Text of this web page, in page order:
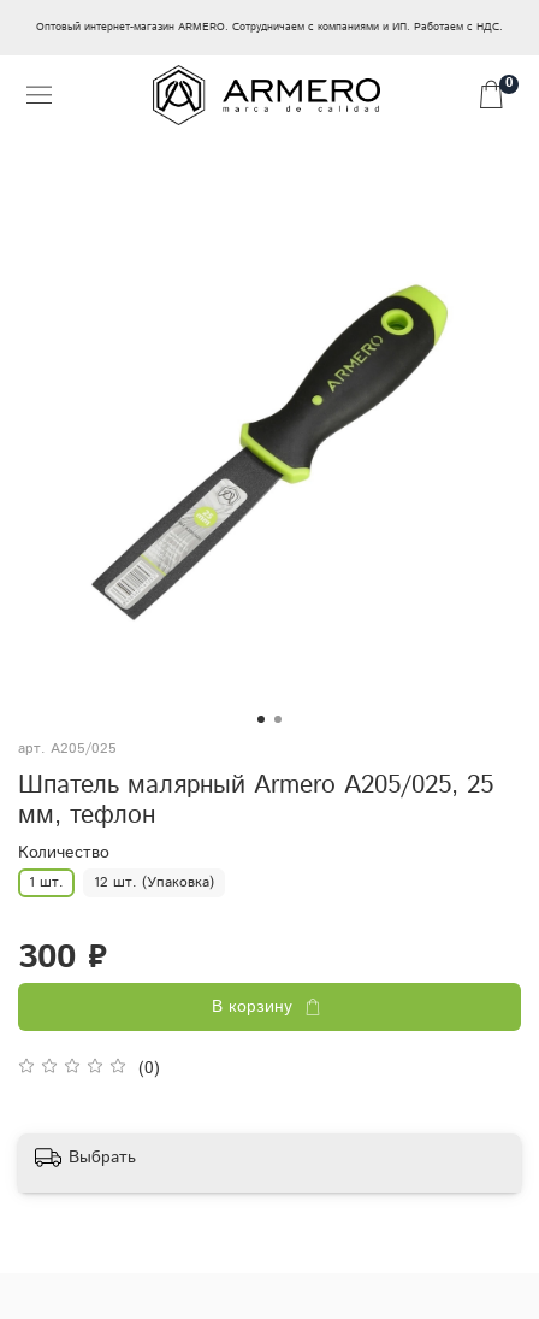
Оптовый интернет-магазин ARMERO. Сотрудничаем с компаниями и ИП. Работаем с НДС.
0
арт. A205/025
Шпатель малярный Armero A205/025, 25
мм, тефлон
(0)
Количество
1 шт. 12 шт. (Упаковка)
300 ₽
В корзину
Выбрать